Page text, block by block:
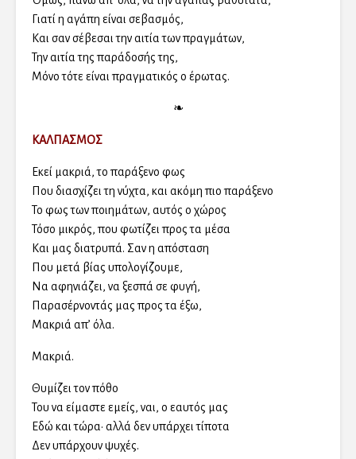
Γιατί η αγάπη είναι σεβασμός,
Και σαν σέβεσαι την αιτία των πραγμάτων,
Την αιτία της παράδοσής της,
Μόνο τότε είναι πραγματικός ο έρωτας.
❧
ΚΑΛΠΑΣΜΟΣ
Εκεί μακριά, το παράξενο φως
Που διασχίζει τη νύχτα, και ακόμη πιο παράξενο
Το φως των ποιημάτων, αυτός ο χώρος
Τόσο μικρός, που φωτίζει προς τα μέσα
Και μας διατρυπά. Σαν η απόσταση
Που μετά βίας υπολογίζουμε,
Να αφηνιάζει, να ξεσπά σε φυγή,
Παρασέρνοντάς μας προς τα έξω,
Μακριά απ’ όλα.
Μακριά.
Θυμίζει τον πόθο
Του να είμαστε εμείς, ναι, ο εαυτός μας
Εδώ και τώρα· αλλά δεν υπάρχει τίποτα
Δεν υπάρχουν ψυχές.